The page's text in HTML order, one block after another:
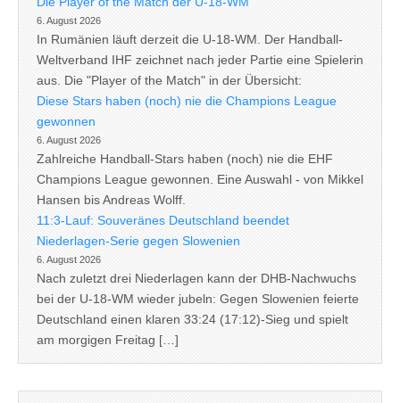
6. August 2026
In Rumänien läuft derzeit die U-18-WM. Der Handball-
Weltverband IHF zeichnet nach jeder Partie eine Spielerin
aus. Die "Player of the Match" in der Übersicht:
Diese Stars haben (noch) nie die Champions League
gewonnen
6. August 2026
Zahlreiche Handball-Stars haben (noch) nie die EHF
Champions League gewonnen. Eine Auswahl - von Mikkel
Hansen bis Andreas Wolff.
11:3-Lauf: Souveränes Deutschland beendet
Niederlagen-Serie gegen Slowenien
6. August 2026
Nach zuletzt drei Niederlagen kann der DHB-Nachwuchs
bei der U-18-WM wieder jubeln: Gegen Slowenien feierte
Deutschland einen klaren 33:24 (17:12)-Sieg und spielt
am morgigen Freitag […]